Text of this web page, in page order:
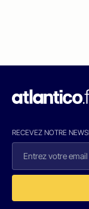
RECEVEZ NOTRE